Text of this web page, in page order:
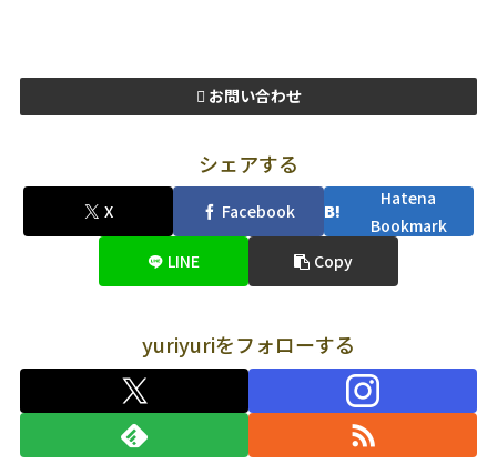
お問い合わせ
シェアする
X Facebook
Hatena
Bookmark
LINE
Copy
yuriyuriをフォローする